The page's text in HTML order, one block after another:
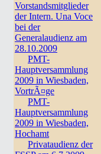
Vorstandsmitglieder
der Intern. Una Voce
bei der
Generalaudienz am
28.10.2009
PMT-
Hauptversammlung
2009 in Wiesbaden,
VortrÃ¤ge
PMT-
Hauptversammlung
2009 in Wiesbaden,
Hochamt
Privataudienz der